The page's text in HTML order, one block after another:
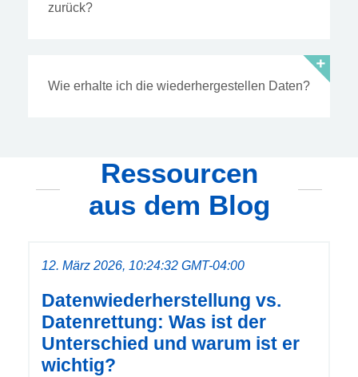
zurück?
Wie erhalte ich die wiederhergestellen Daten?
Ressourcen
aus dem Blog
12. März 2026, 10:24:32 GMT-04:00
Datenwiederherstellung vs.
Datenrettung: Was ist der
Unterschied und warum ist er
wichtig?